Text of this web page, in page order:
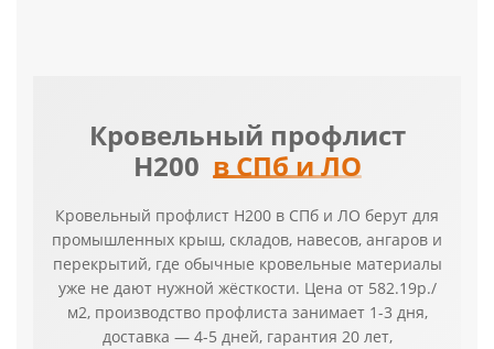
Кровельный профлист
Н200 в СПб и ЛО
Кровельный профлист Н200 в СПб и ЛО берут для
промышленных крыш, складов, навесов, ангаров и
перекрытий, где обычные кровельные материалы
уже не дают нужной жёсткости. Цена от 582.19р./
м2, производство профлиста занимает 1-3 дня,
доставка — 4-5 дней, гарантия 20 лет,